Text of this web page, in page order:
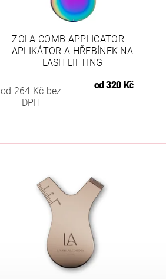
ZOLA COMB APPLICATOR –
APLIKÁTOR A HŘEBÍNEK NA
LASH LIFTING
od 264 Kč bez
DPH
od320 Kč